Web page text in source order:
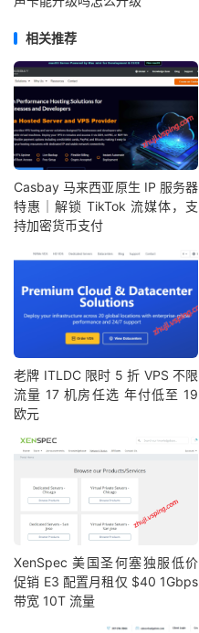
相关推荐
Casbay 马来西亚原生 IP 服务器
特惠｜解锁 TikTok 流媒体，支
持加密货币支付
老牌 ITLDC 限时 5 折 VPS 不限
流量 17 机房任选 年付低至 19
欧元
XenSpec 美国圣何塞独服低价
促销 E3 配置月租仅 $40 1Gbps
带宽 10T 流量